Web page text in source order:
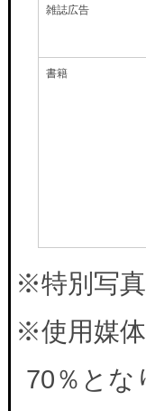
雑誌広告
書籍
※特別写
※使用媒
70％とな